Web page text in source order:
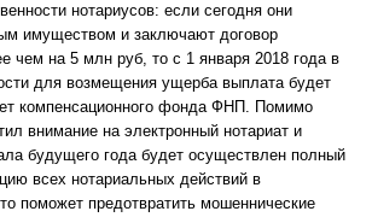
нотариусов: если сегодня они
имуществом и заключают договор
чем на 5 млн руб, то с 1 января 2018 года в
для возмещения ущерба выплата будет
компенсационного фонда ФНП. Помимо
внимание на электронный нотариат и
будущего года будет осуществлен полный
всех нотариальных действий в
поможет предотвратить мошеннические